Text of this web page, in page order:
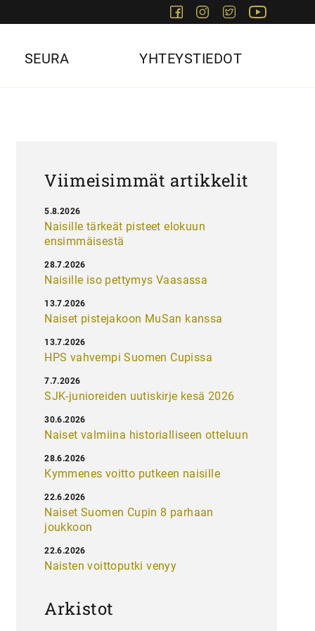
FacebookInstagram
Twitter
SEURA YHTEYSTIEDOT
Viimeisimmät artikkelit
Naisille tärkeät pisteet elokuun
ensimmäisestä
5.8.2026
Naisille iso pettymys Vaasassa
28.7.2026
Naiset pistejakoon MuSan kanssa
13.7.2026
HPS vahvempi Suomen Cupissa
13.7.2026
SJK-junioreiden uutiskirje kesä 2026
7.7.2026
Naiset valmiina historialliseen otteluun
30.6.2026
Kymmenes voitto putkeen naisille
28.6.2026
Naiset Suomen Cupin 8 parhaan
joukkoon
22.6.2026
Naisten voittoputki venyy
22.6.2026
Arkistot